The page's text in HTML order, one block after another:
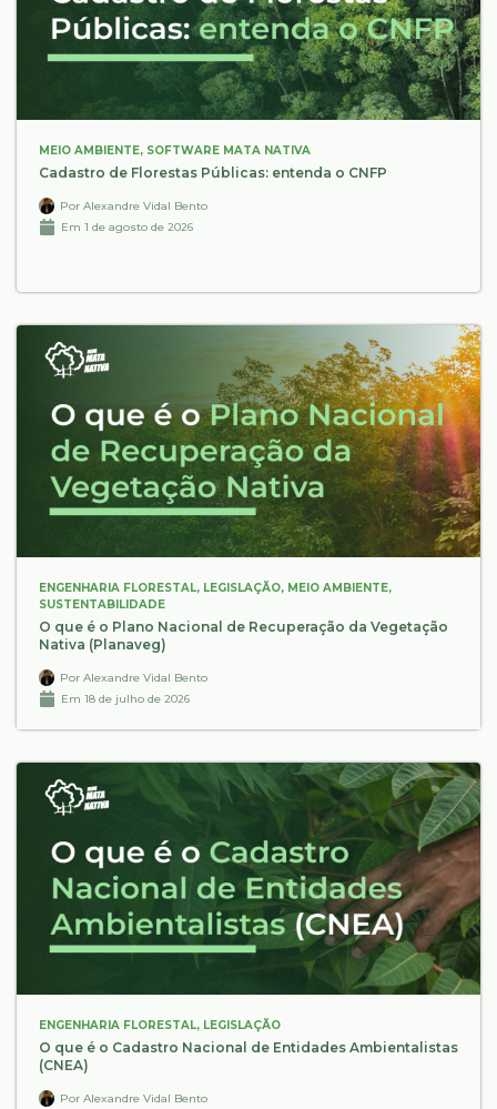
MEIO AMBIENTE, SOFTWARE MATA NATIVA
Cadastro de Florestas Públicas: entenda o CNFP
Por Alexandre Vidal Bento
Em 1 de agosto de 2026
ENGENHARIA FLORESTAL, LEGISLAÇÃO, MEIO AMBIENTE,
SUSTENTABILIDADE
O que é o Plano Nacional de Recuperação da Vegetação
Nativa (Planaveg)
Por Alexandre Vidal Bento
Em 18 de julho de 2026
ENGENHARIA FLORESTAL, LEGISLAÇÃO
O que é o Cadastro Nacional de Entidades Ambientalistas
(CNEA)
Por Alexandre Vidal Bento